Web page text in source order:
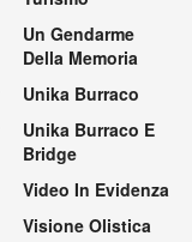
Un Gendarme
Della Memoria
Unika Burraco
Unika Burraco E
Bridge
Video In Evidenza
Visione Olistica